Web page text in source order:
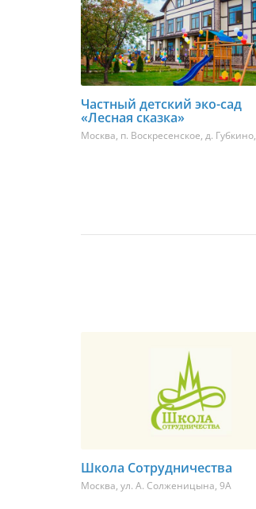
Частный детский эко-сад
«Лесная сказка»
Москва, п. Воскресенское, д. Губкино,
Школа Сотрудничества
Москва, ул. А. Солженицына, 9А